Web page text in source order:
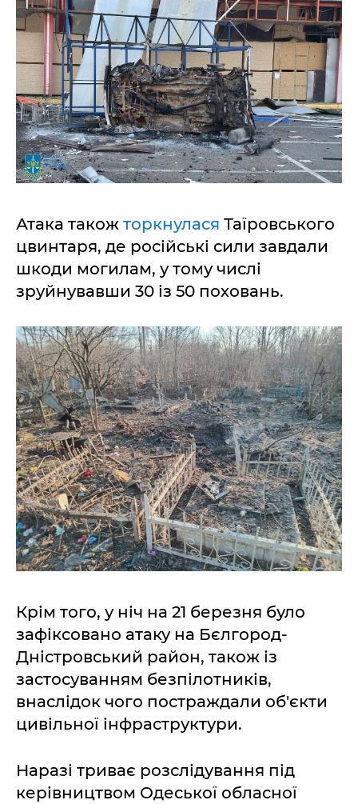
Атака також торкнулася Таїровського
цвинтаря, де російські сили завдали
шкоди могилам, у тому числі
зруйнувавши 30 із 50 поховань.
Крім того, у ніч на 21 березня було
зафіксовано атаку на Бєлгород-
Дністровський район, також із
застосуванням безпілотників,
внаслідок чого постраждали об'єкти
цивільної інфраструктури.
Наразі триває розслідування під
керівництвом Одеської обласної